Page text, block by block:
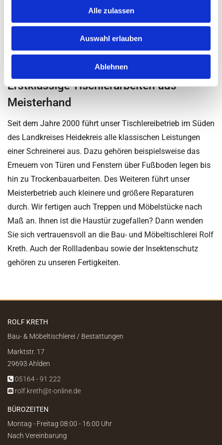
Alle zulassen
Auswahl erlauben
Ablehnen
Erstklassige Tischlerarbeiten aus
Meisterhand
Seit dem Jahre 2000 führt unser Tischlereibetrieb im Süden
des Landkreises Heidekreis alle klassischen Leistungen
einer Schreinerei aus. Dazu gehören beispielsweise das
Erneuern von Türen und Fenstern über Fußboden legen bis
hin zu Trockenbauarbeiten. Des Weiteren führt unser
Meisterbetrieb auch kleinere und größere Reparaturen
durch. Wir fertigen auch Treppen und Möbelstücke nach
Maß an. Ihnen ist die Haustür zugefallen? Dann wenden
Sie sich vertrauensvoll an die Bau- und Möbeltischlerei Rolf
Kreth. Auch der Rollladenbau sowie der Insektenschutz
gehören zu unseren Fertigkeiten.
ROLF KRETH
Bau- & Möbeltischlerei / Bestattungen
Marktstr. 17
29693 Ahlden
 05164 - 91 222
 rolf.kreth@t-online.de
BÜROZEITEN
Montag - Freitag 08:00 - 16:00 Uhr
Nach Vereinbarung